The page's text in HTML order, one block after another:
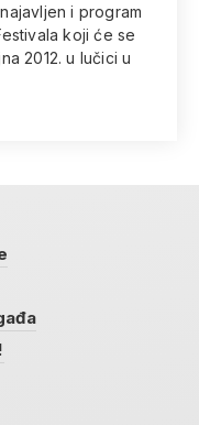
i program
koji će se
2012. u lučici u